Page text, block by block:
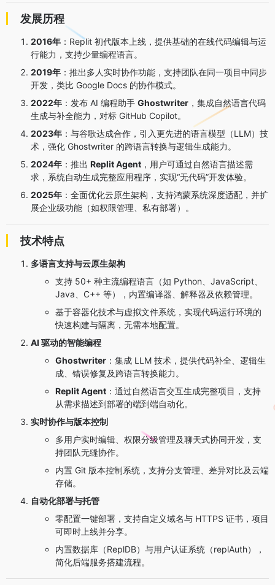
发展历程
2016年 ：Replit 初代版本上线，提供基础的在线代码编辑与运
行能力，支持少量编程语言。
2019年 ：推出多人实时协作功能，支持团队在同一项目中同步
开发，类比 Google Docs 的协作模式。
2022年 ：发布 AI 编程助手 Ghostwriter ，集成自然语言代码
生成与补全能力，对标 GitHub Copilot。
2023年 ：与谷歌达成合作，引入更先进的语言模型（LLM）技
术，强化 Ghostwriter 的跨语言转换与逻辑生成能力。
2024年 ：推出 Replit Agent ，用户可通过自然语言描述需
求，系统自动生成完整应用程序，实现“无代码”开发体验。
2025年 ：全面优化云原生架构，支持鸿蒙系统深度适配，并扩
展企业级功能（如权限管理、私有部署）。
技术特点
多语言支持与云原生架构
支持 50+ 种主流编程语言（如 Python、JavaScript、
Java、C++ 等），内置编译器、解释器及依赖管理。
基于容器化技术与虚拟文件系统，实现代码运行环境的
快速构建与隔离，无需本地配置。
AI 驱动的智能编程
Ghostwriter ：集成 LLM 技术，提供代码补全、逻辑生
成、错误修复及跨语言转换能力。
Replit Agent ：通过自然语言交互生成完整项目，支持
从需求描述到部署的端到端自动化。
实时协作与版本控制
多用户实时编辑、权限分级管理及聊天式协同开发，支
持团队无缝协作。
内置 Git 版本控制系统，支持分支管理、差异对比及云端
存储。
自动化部署与托管
零配置一键部署，支持自定义域名与 HTTPS 证书，项目
可即时上线并分享。
内置数据库（ReplDB）与用户认证系统（replAuth），
简化后端服务搭建流程。